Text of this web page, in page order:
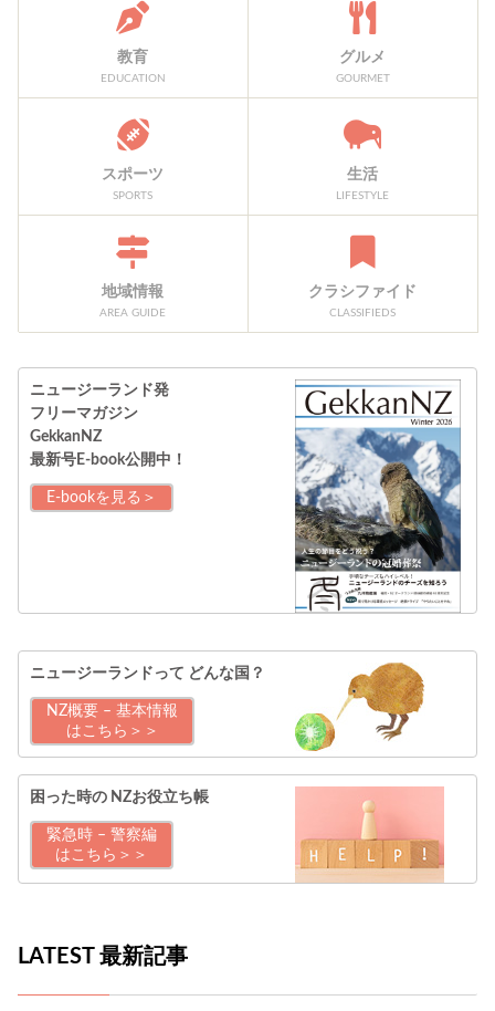
教育
EDUCATION
グルメ
GOURMET
スポーツ
SPORTS
生活
LIFESTYLE
地域情報
AREA GUIDE
クラシファイド
CLASSIFIEDS
ニュージーランド発
フリーマガジン
GekkanNZ
最新号E-book公開中！
E-bookを見る＞
ニュージーランドって どんな国？
NZ概要 – 基本情報
はこちら＞＞
困った時の NZお役立ち帳
緊急時 – 警察編
はこちら＞＞
LATEST 最新記事